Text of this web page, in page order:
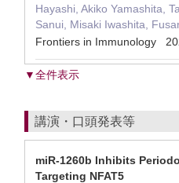
Hayashi, Akiko Yamashita,
Sanui, Misaki Iwashita,
Frontiers in Immunology
▼全件表示
講演・口頭発表等
miR-1260b Inhibits
Targeting NFAT5